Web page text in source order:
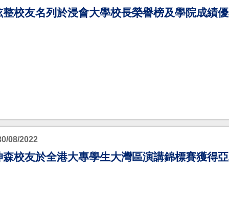
整校友名列於浸會大學校長榮譽榜及學院成績
08/2022
森校友於全港大專學生大灣區演講錦標賽獲得